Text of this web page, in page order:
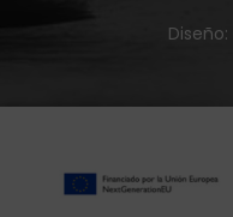
Diseño: